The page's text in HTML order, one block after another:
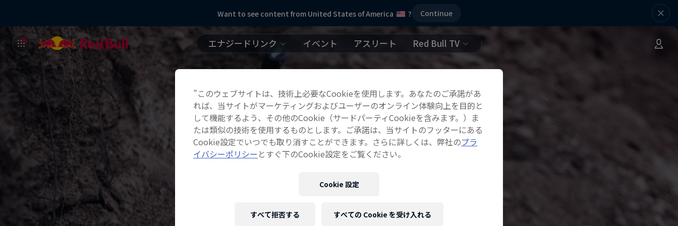
Want to see content from United States of America ? Continue
エナジードリンク イベント アスリート Red Bull TV
”このウェブサイトは、技術上必要なCookieを使用します。あなたのご承諾があ
れば、当サイトがマーケティングおよびユーザーのオンライン体験向上を目的と
して機能するよう、その他のCookie（サードパーティCookieを含みます。）ま
たは類似の技術を使用するものとします。ご承諾は、当サイトのフッターにある
Cookie設定でいつでも取り消すことができます。さらに詳しくは、弊社のプラ
イバシーポリシー とすぐ下のCookie設定をご覧ください。
Cookie 設定
すべて拒否する すべての Cookie を受け入れる